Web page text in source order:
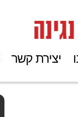
יצירת קשר